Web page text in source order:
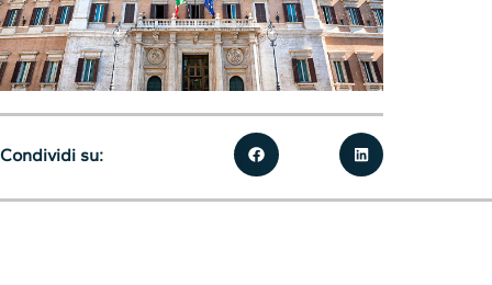
Condividi su: